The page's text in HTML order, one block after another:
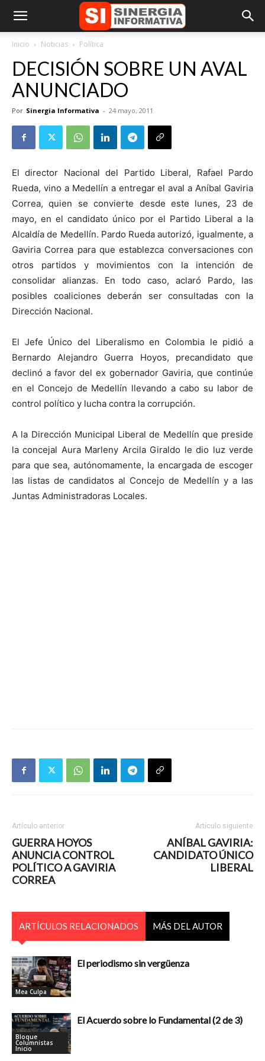
Inicio Noticias Política
DECISIÓN SOBRE UN AVAL
ANUNCIADO
Por Sinergia Informativa - 24 mayo, 2011
El director Nacional del Partido Liberal, Rafael Pardo
Rueda, vino a Medellín a entregar el aval a Aníbal Gaviria
Correa, quien se convierte desde este lunes, 23 de
mayo, en el candidato único por el Partido Liberal a la
Alcaldía de Medellín. Pardo Rueda autorizó, igualmente, a
Gaviria Correa para que establezca conversaciones con
otros partidos y movimientos con la intención de
consolidar alianzas. En todo caso, aclaró Pardo, las
posibles coaliciones deberán ser consultadas con la
Dirección Nacional.
El Jefe Único del Liberalismo en Colombia le pidió a
Bernardo Alejandro Guerra Hoyos, precandidato que
declinó a favor del ex gobernador Gaviria, que continúe
en el Concejo de Medellín llevando a cabo su labor de
control político y lucha contra la corrupción.
A la Dirección Municipal Liberal de Medellín que preside
la concejal Aura Marleny Arcila Giraldo le dio luz verde
para que sea, autónomamente, la encargada de escoger
las listas de candidatos al Concejo de Medellín y a las
Juntas Administradoras Locales.
Artículo anterior
GUERRA HOYOS
ANUNCIA CONTROL
POLÍTICO A GAVIRIA
CORREA
Artículo siguiente
ANÍBAL GAVIRIA:
CANDIDATO ÚNICO
LIBERAL
ARTÍCULOS RELACIONADOS MÁS DEL AUTOR
Mea Culpa
El periodismo sin vergüenza
Bloque
Columnistas
Inicio
El Acuerdo sobre lo Fundamental (2 de 3)